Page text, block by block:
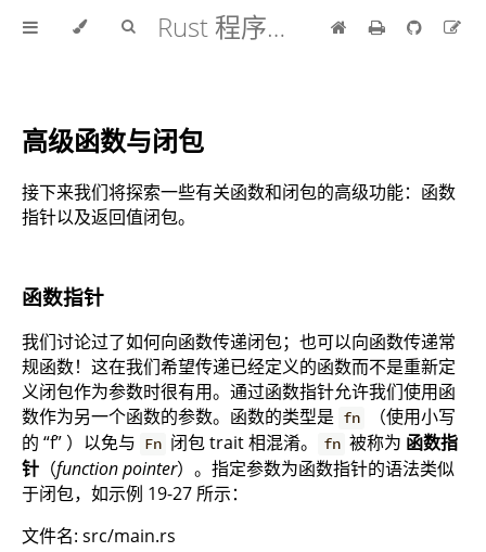
Rust 程序设计语言 中文版
高级函数与闭包
接下来我们将探索一些有关函数和闭包的高级功能：函数
指针以及返回值闭包。
函数指针
我们讨论过了如何向函数传递闭包；也可以向函数传递常
规函数！这在我们希望传递已经定义的函数而不是重新定
义闭包作为参数时很有用。通过函数指针允许我们使用函
数作为另一个函数的参数。函数的类型是 fn
（使用小写
的 “f” ）以免与 Fn 闭包 trait 相混淆。 fn 被称为 函数指
针 （function pointer）。指定参数为函数指针的语法类似
于闭包，如示例 19-27 所示：
文件名: src/main.rs